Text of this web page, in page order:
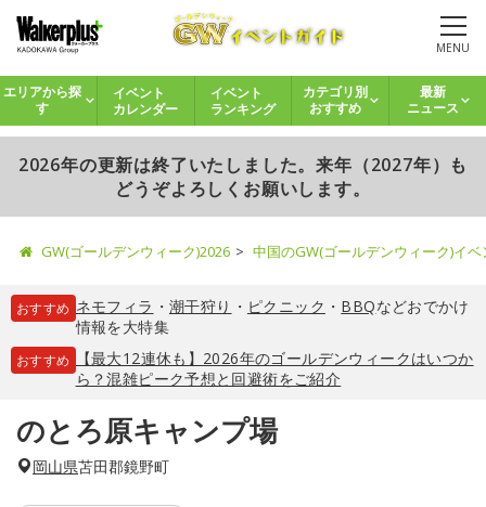
MENU
エリアから探
す
イベント
カレンダー
イベント
ランキング
カテゴリ別
おすすめ
最新
ニュース
2026年の更新は終了いたしました。来年（2027年）も
どうぞよろしくお願いします。
GW(ゴールデンウィーク)2026 中国のGW(ゴールデンウィーク)イ
おすすめ ネモフィラ ・ 潮干狩り ・ ピクニック ・ BBQなどおでかけ
情報を大特集
おすすめ
【最大12連休も】2026年のゴールデンウィークはいつか
ら？混雑ピーク予想と回避術をご紹介
のとろ原キャンプ場
岡山県苫田郡鏡野町